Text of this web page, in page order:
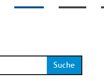
Suche